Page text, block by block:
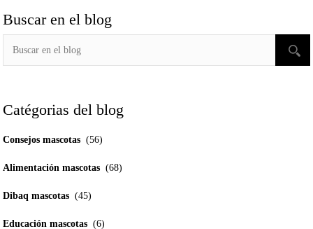
Buscar en el blog
Catégorias del blog
Consejos mascotas (56)
Alimentación mascotas (68)
Dibaq mascotas (45)
Educación mascotas (6)